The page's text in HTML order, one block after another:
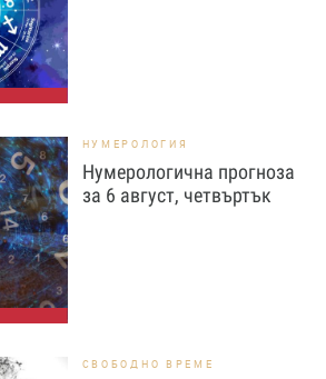
НУМЕРОЛОГИЯ
Нумерологична прогноза
за 6 август, четвъртък
СВОБОДНО ВРЕМЕ